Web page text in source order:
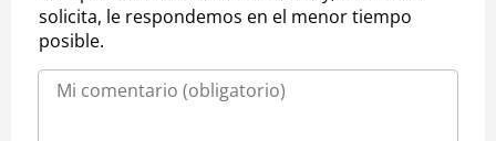
solicita, le respondemos en el menor tiempo
posible.